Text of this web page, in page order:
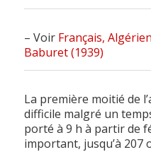
– Voir Français,
Baburet (1939)
La première moitié de
difficile malgré un
porté à 9 h à partir de
important, jusqu’à 207